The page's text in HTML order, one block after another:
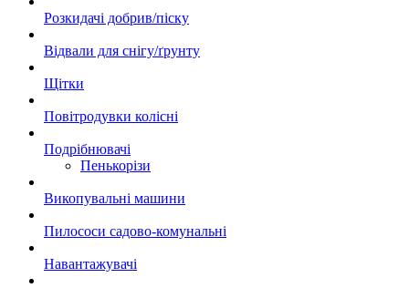
Розкидачі добрив/піску
Відвали для снігу/ґрунту
Щітки
Повітродувки колісні
Подрібнювачі
Пенькорізи
Викопувальні машини
Пилососи садово-комунальні
Навантажувачі